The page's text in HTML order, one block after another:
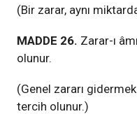
(Bir zarar, aynı
MADDE 26. Zarar-ı
olunur.
(Genel zararı
tercih olunur.)